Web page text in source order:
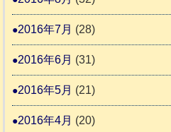
2016年7月 (28)
2016年6月 (31)
2016年5月 (21)
2016年4月 (20)